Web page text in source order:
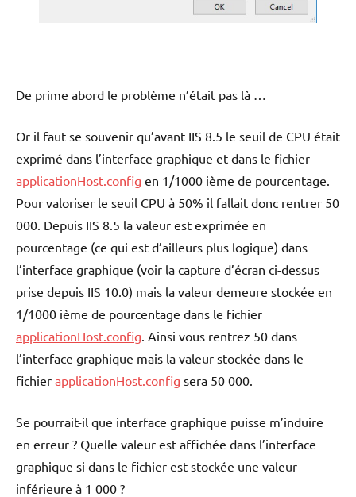
De prime abord le problème n’était pas là …
Or il faut se souvenir qu’avant IIS 8.5 le seuil de CPU était
exprimé dans l’interface graphique et dans le fichier
applicationHost.config en 1/1000 ième de pourcentage.
Pour valoriser le seuil CPU à 50% il fallait donc rentrer 50
000. Depuis IIS 8.5 la valeur est exprimée en
pourcentage (ce qui est d’ailleurs plus logique) dans
l’interface graphique (voir la capture d’écran ci-dessus
prise depuis IIS 10.0) mais la valeur demeure stockée en
1/1000 ième de pourcentage dans le fichier
applicationHost.config . Ainsi vous rentrez 50 dans
l’interface graphique mais la valeur stockée dans le
fichier applicationHost.config sera 50 000.
Se pourrait-il que interface graphique puisse m’induire
en erreur ? Quelle valeur est affichée dans l’interface
graphique si dans le fichier est stockée une valeur
inférieure à 1 000 ?